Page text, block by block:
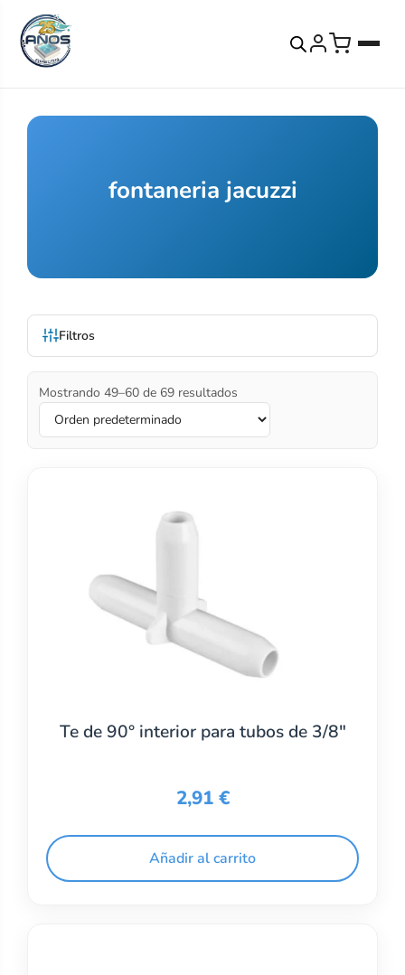
fontaneria jacuzzi
Filtros
Mostrando 49–60 de 69 resultados
Te de 90° interior para tubos de 3/8″
2,91 €
Añadir al carrito